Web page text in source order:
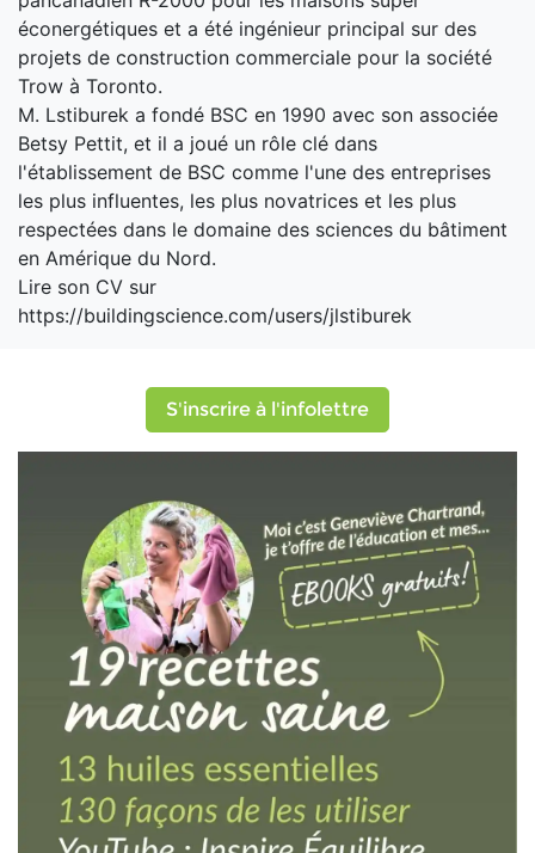
éconergétiques et a été ingénieur principal sur des
projets de construction commerciale pour la société
Trow à Toronto.
M. Lstiburek a fondé BSC en 1990 avec son associée
Betsy Pettit, et il a joué un rôle clé dans
l'établissement de BSC comme l'une des entreprises
les plus influentes, les plus novatrices et les plus
respectées dans le domaine des sciences du bâtiment
en Amérique du Nord.
Lire son CV sur
https://buildingscience.com/users/jlstiburek
S'inscrire à l'infolettre